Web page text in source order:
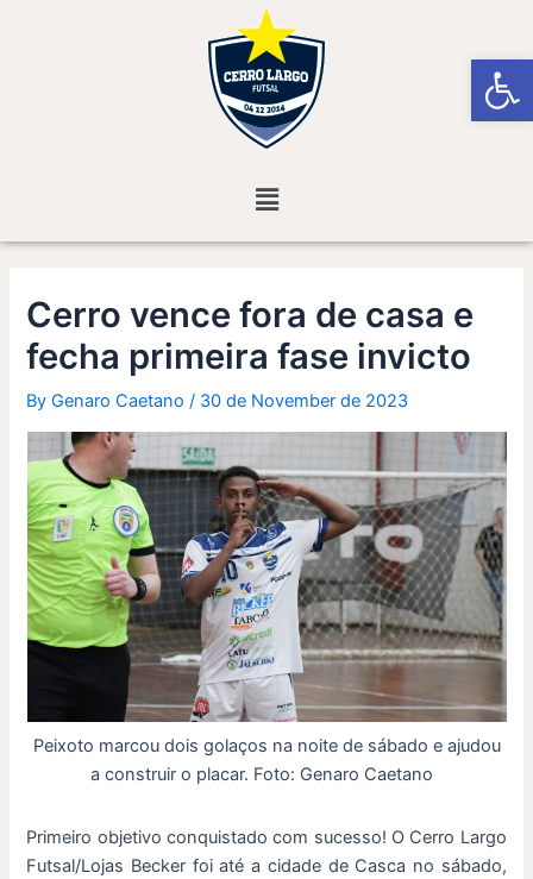
Menu
Cerro vence fora de casa e
fecha primeira fase invicto
ByGenaro Caetano/ 30 de November de 2023
Peixoto marcou dois golaços na noite de sábado e ajudou
a construir o placar. Foto: Genaro Caetano
Primeiro objetivo conquistado com sucesso! O Cerro Largo
Futsal/Lojas Becker foi até a cidade de Casca no sábado,